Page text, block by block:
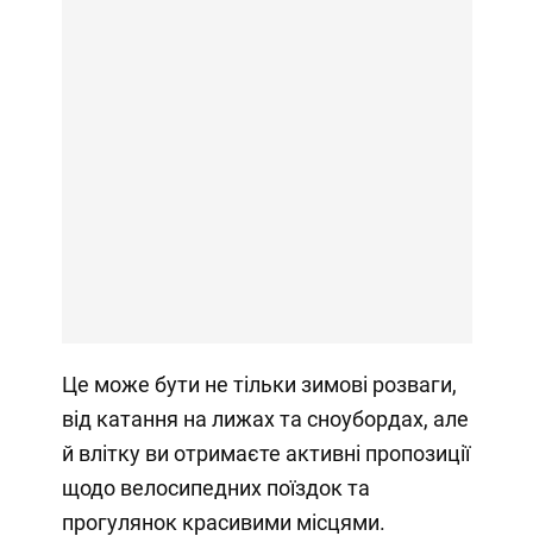
Це може бути не тільки зимові розваги,
від катання на лижах та сноубордах, але
й влітку ви отримаєте активні пропозиції
щодо велосипедних поїздок та
прогулянок красивими місцями.